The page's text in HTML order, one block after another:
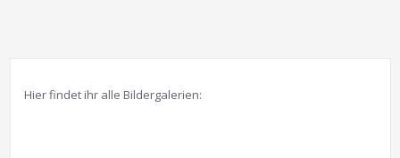
Hier findet ihr alle Bildergalerien: